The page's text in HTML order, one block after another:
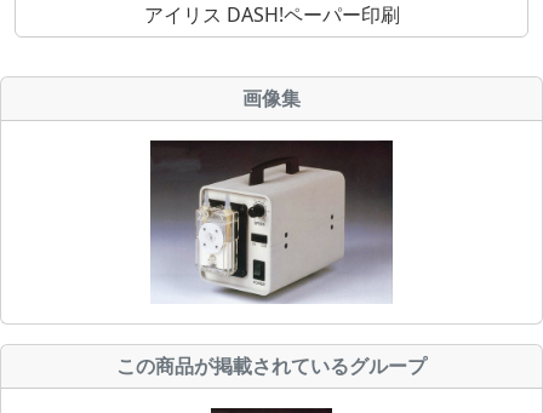
アイリス DASH!ペーパー印刷
画像集
この商品が掲載されているグループ